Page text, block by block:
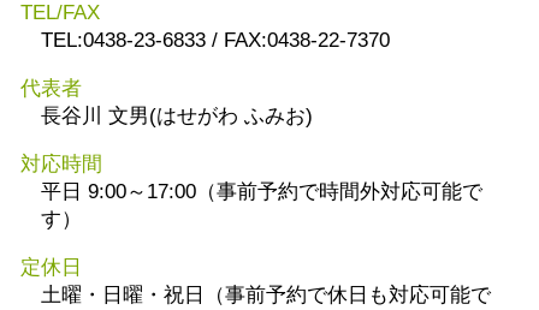
TEL/FAX
TEL:0438-23-6833 / FAX:0438-22-7370
代表者
長谷川 文男(はせがわ ふみお)
対応時間
平日 9:00～17:00（事前予約で時間外対応可能で
す）
定休日
土曜・日曜・祝日（事前予約で休日も対応可能で